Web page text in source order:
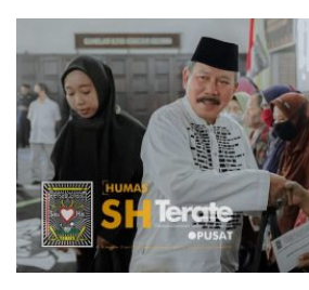
Berlangsung Khidmat